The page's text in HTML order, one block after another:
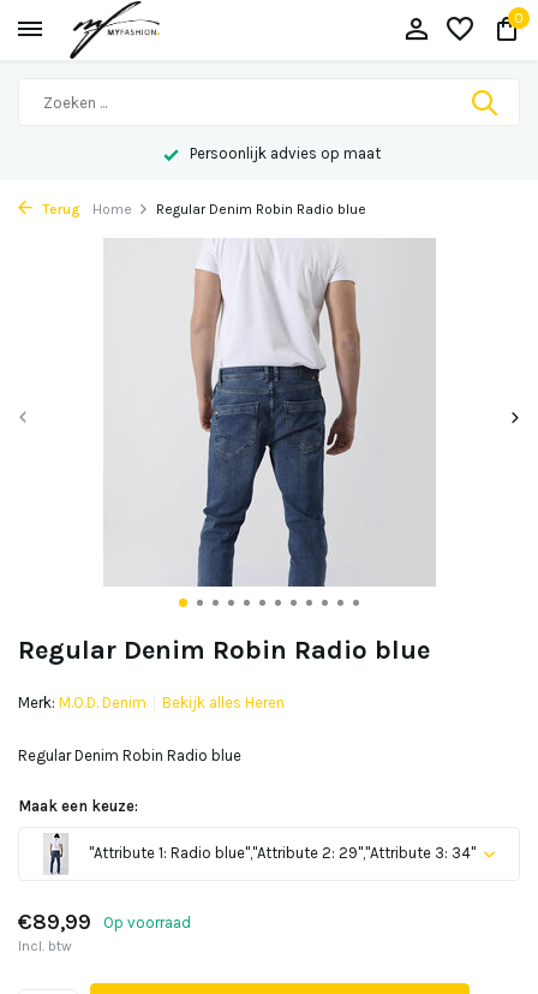
0
Persoonlijk advies op maat
Terug Home Regular Denim Robin Radio blue
Regular Denim Robin Radio blue
Merk: M.O.D. Denim Bekijk alles Heren
Regular Denim Robin Radio blue
Maak een keuze:
"Attribute 1: Radio blue","Attribute 2: 29","Attribute 3: 34"
€89,99 Op voorraad
Incl. btw